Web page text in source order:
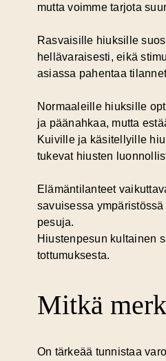
mutta voimme tarjota
Rasvaisille hiuksille
hellävaraisesti, eikä
asiassa pahentaa
Normaaleille hiuksille
ja päänahkaa, mutta
Kuiville ja käsitellyille
tukevat hiusten
Elämäntilanteet
savuisessa
pesuja.
Hiustenpesun kultainen
tottumuksesta.
Mitkä
On tärkeää tunnistaa